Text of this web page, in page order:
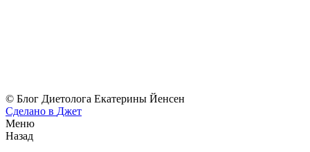
© Блог Диетолога Екатерины Йенсен
Сделано в Джет
Меню
Назад